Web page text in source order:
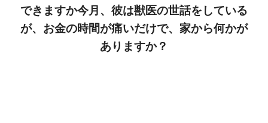
できますか今月、彼は獣医の世話をしている
が、お金の時間が痛いだけで、家から何かが
ありますか？